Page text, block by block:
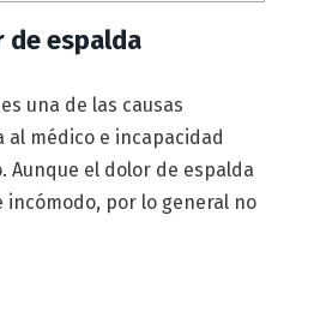
de espalda
una de las causas
al médico e incapacidad
Aunque el dolor de espalda
incómodo, por lo general no